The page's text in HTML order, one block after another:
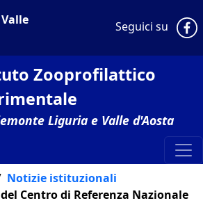
Valle
Seguici su
Zooprofilattico
Liguria e Valle d'Aosta
Notizie istituzionali
Centro di Referenza Nazionale